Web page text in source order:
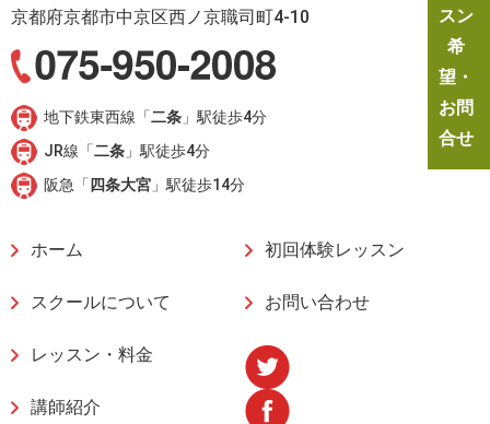
京都府京都市中京区西ノ京職司町4-10
地下鉄東西線「二条 」駅徒歩4分
JR線「二条 」駅徒歩4分
阪急「 四条大宮 」駅徒歩14分
ホーム
スクールについて
レッスン・料金
講師紹介
初回体験レッスン
お問い合わせ
スン
希
望・
お問
合せ